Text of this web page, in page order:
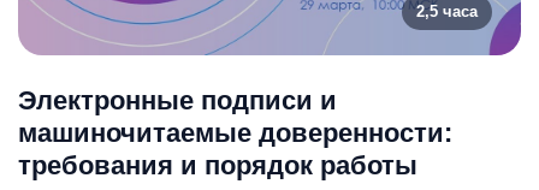
2,5 часа
Электронные подписи и
машиночитаемые доверенности:
требования и порядок работы